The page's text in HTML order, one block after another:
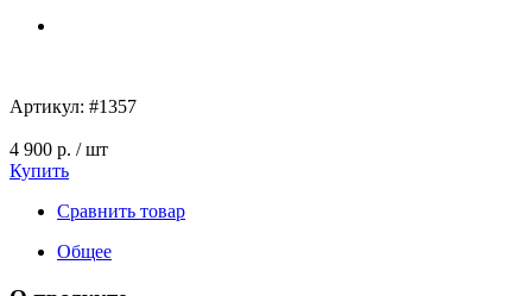
Артикул: #1357
4 900 р. / шт
Купить
Сравнить товар
Общее